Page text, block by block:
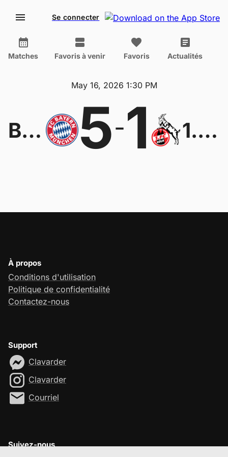
Se connecter
Matches Favoris à venir Favoris Actualités
May 16, 2026 1:30 PM
Bayern München 5-1 1.FC Köln
À propos
Conditions d'utilisation
Politique de confidentialité
Contactez-nous
Support
Clavarder
Clavarder
Courriel
Suivez-nous